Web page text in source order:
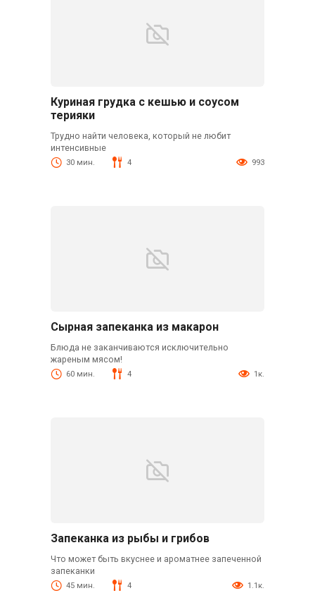
Куриная грудка с кешью и соусом
терияки
Трудно найти человека, который не любит
интенсивные
30 мин. 4 993
Сырная запеканка из макарон
Блюда не заканчиваются исключительно
жареным мясом!
60 мин. 4 1к.
Запеканка из рыбы и грибов
Что может быть вкуснее и ароматнее запеченной
запеканки
45 мин. 4 1.1к.